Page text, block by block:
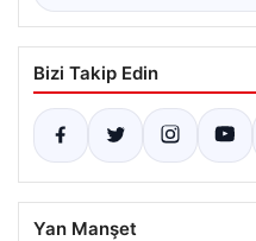
Bizi Takip Edin
Yan Manşet